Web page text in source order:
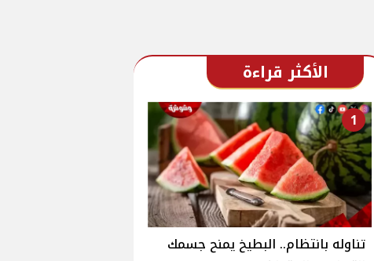
الأكثر قراءة
1
تناوله بانتظام.. البطيخ يمنح جسمك